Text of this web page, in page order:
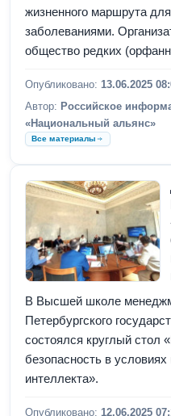
жизненного маршрута
заболеваниями.
общество редких
Опубликовано: 13.06.2025
Автор: Российское
«Национальный альянс»
Все материалы
В Высшей школе
Петербургского
состоялся круглый стол
безопасность в условиях
интеллекта».
Опубликовано: 12.06.2025